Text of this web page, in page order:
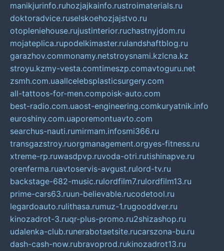
manikjurinfo.ruhozjajkainfo.rustroimaterials.ru
doktoradvice.ruselskoehozjajstvo.ru
otopleniehouse.rujustinterior.ruchastnyjdom.ru
mojateplica.rupodelkimaster.rulandshaftblog.ru
garazhov.commonamy.netstroysnami.kzlcna.kz
stroyu.kzmy-vesta.comtimeszp.comavtoguru.net
zsmh.com.uaallcelebsplasticsurgery.com
all-tattoos-for-men.compoisk-auto.com
best-radio.com.uaost-engineering.comkuryatnik.info
euroshiny.com.uaporemontuavto.com
searchus-nauti.rumirmam.infosmi366.ru
transgazstroy.ruorgmanagement.orgyes-fitness.ru
xtreme-rp.ruwasdpvp.ruvoda-otri.rutishinapve.ru
orenferma.ruavtoservis-avgust.rulord-tv.ru
backstage-682-music.rulordfilm7.rulordfilm13.ru
prime-cars63.ruun-believable.rucodetool.ru
legardoauto.rulithasa.rumuz-1.rugooddver.ru
kinozadrot-3.ruqr-plus-promo.ru2shizashop.ru
udalenka-club.runerabotaetsite.rucarszona-bu.ru
dash-cash-now.rubravoprod.rukinozadrot13.ru